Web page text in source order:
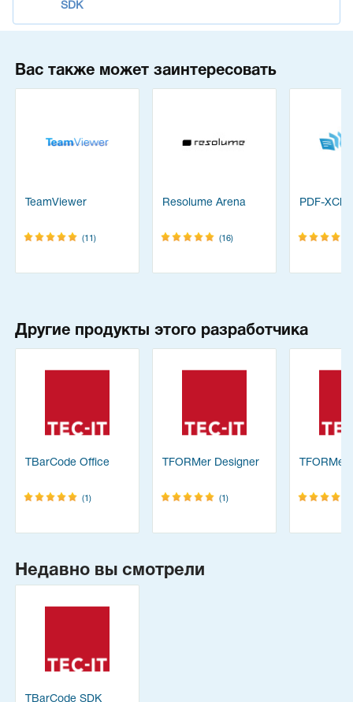
SDK
Вас также может заинтересовать
TeamViewer
(11)
Resolume Arena
(16)
PDF-
Другие продукты этого разработчика
TBarCode Office
(1)
TFORMer Designer
(1)
TFORMer
Недавно вы смотрели
TBarCode SDK